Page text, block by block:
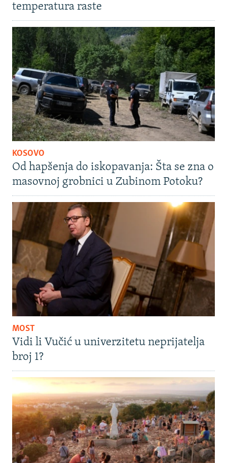
temperatura raste
KOSOVO
Od hapšenja do iskopavanja: Šta se zna o
masovnoj grobnici u Zubinom Potoku?
MOST
Vidi li Vučić u univerzitetu neprijatelja
broj 1?